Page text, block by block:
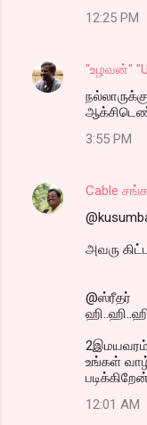
12:25 PM
"உழவன்"
3:55 PM
Cable
அவரு
@ஸ்ரீதர்
உங்கள்
படிக்கிறேன்.
12:01 AM